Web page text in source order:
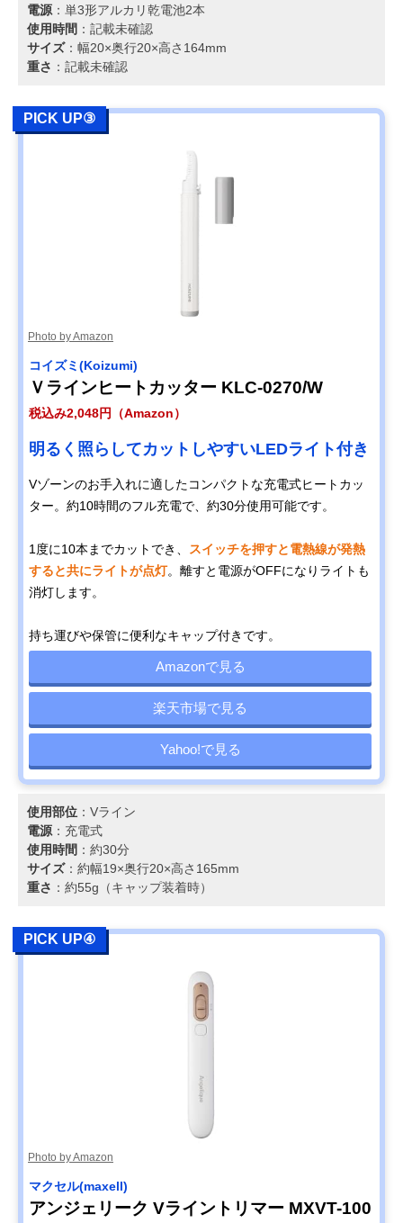
電源 ：単3形アルカリ乾電池2本
使用時間 ：記載未確認
サイズ：幅20×奥行20×高さ164mm
重さ ：記載未確認
PICK UP③
Photo by Amazon
コイズミ(Koizumi)
Ｖラインヒートカッター KLC-0270/W
税込み2,048円（Amazon）
明るく照らしてカットしやすいLEDライト付き
Vゾーンのお手入れに適したコンパクトな充電式ヒートカッ
ター。約10時間のフル充電で、約30分使用可能です。
1度に10本までカットでき、
スイッチを押すと電熱線が発熱
すると共にライトが点灯。離すと電源がOFFになりライトも
消灯します。
持ち運びや保管に便利なキャップ付きです。
Amazonで見る
楽天市場で見る
Yahoo!で見る
使用部位 ：Vライン
電源 ：充電式
使用時間 ：約30分
サイズ：約幅19×奥行20×高さ165mm
重さ ：約55g（キャップ装着時）
PICK UP④
Photo by Amazon
マクセル(maxell)
アンジェリーク Vライントリマー MXVT-100